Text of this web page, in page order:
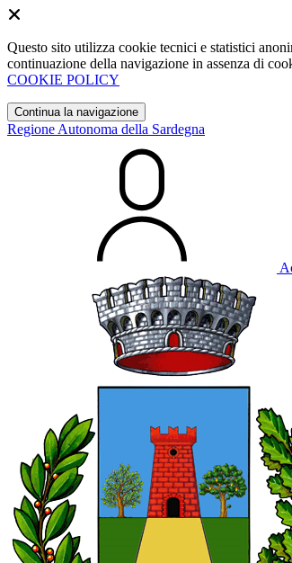
Questo sito utilizza cookie tecnici e statistici
continuazione della navigazione in assenza di
COOKIE POLICY
Continua la navigazione
Regione Autonoma della Sardegna